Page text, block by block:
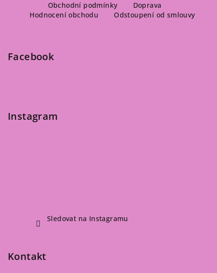
Obchodní podmínky
Doprava
Hodnocení obchodu
Odstoupení od smlouvy
Facebook
Instagram
Sledovat na Instagramu
Kontakt